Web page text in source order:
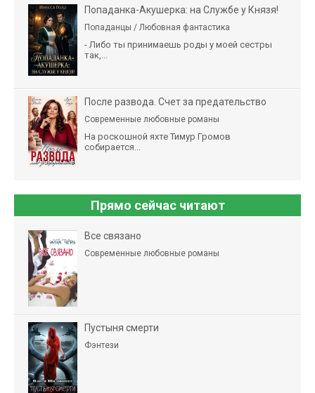
Попаданка-Акушерка: на Службе у Князя!
Попаданцы / Любовная фантастика
- Либо ты принимаешь роды у моей сестры
так,...
После развода. Счет за предательство
Современные любовные романы
На роскошной яхте Тимур Громов
собирается...
Прямо сейчас читают
Все связано
Современные любовные романы
Пустыня смерти
Фэнтези